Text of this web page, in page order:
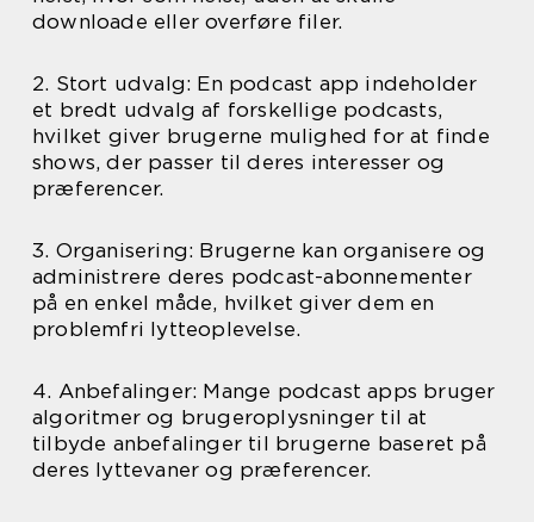
downloade eller overføre filer.
2. Stort udvalg: En podcast app indeholder
et bredt udvalg af forskellige podcasts,
hvilket giver brugerne mulighed for at finde
shows, der passer til deres interesser og
præferencer.
3. Organisering: Brugerne kan organisere og
administrere deres podcast-abonnementer
på en enkel måde, hvilket giver dem en
problemfri lytteoplevelse.
4. Anbefalinger: Mange podcast apps bruger
algoritmer og brugeroplysninger til at
tilbyde anbefalinger til brugerne baseret på
deres lyttevaner og præferencer.